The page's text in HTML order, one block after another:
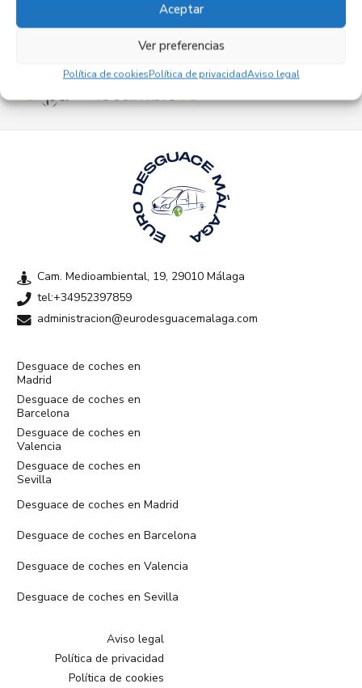
Aceptar
Ver preferencias
Política de cookiesPolítica de privacidadAviso legal
Empresas colaboradoras
Cam. Medioambiental, 19, 29010 Málaga
tel:+34952397859
administracion@eurodesguacemalaga.com
Desguace de coches en
Madrid
Desguace de coches en
Barcelona
Desguace de coches en
Valencia
Desguace de coches en
Sevilla
Desguace de coches en Madrid
Desguace de coches en Barcelona
Desguace de coches en Valencia
Desguace de coches en Sevilla
Aviso legal
Política de privacidad
Política de cookies